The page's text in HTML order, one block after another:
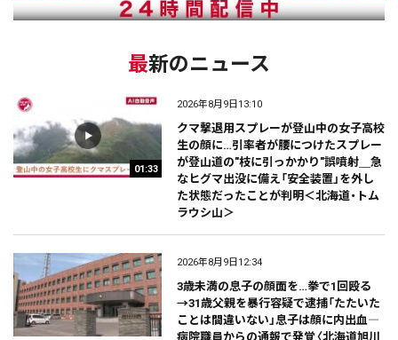
最新のニュース
01:33
2026年8月9日13:10
クマ撃退用スプレーが登山中の女子高校
生の顔に…引率者が腰につけたスプレー
が登山道の"枝に引っかかり"誤噴射＿急
なヒグマ出没に備え「安全装置」を外し
た状態だったことが判明＜北海道・トム
ラウシ山＞
2026年8月9日12:34
3歳未満の息子の顔面を…拳で1回殴る
→31歳父親を暴行容疑で逮捕「たたいた
ことは間違いない」息子は顔に内出血―
病院職員からの通報で発覚〈北海道旭川